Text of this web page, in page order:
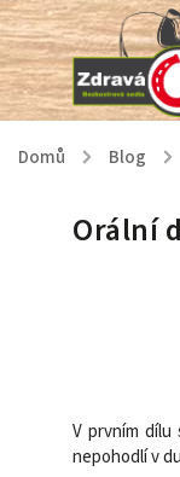
Domů / Blog /
Orální
V prvním
nepohodlí v